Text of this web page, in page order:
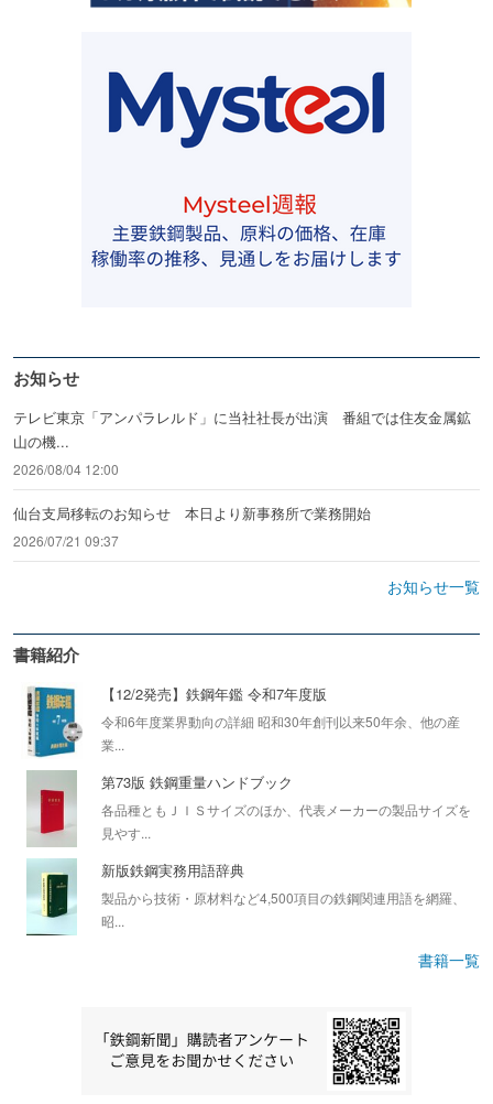
お知らせ
テレビ東京「アンパラレルド」に当社社長が出演 番組では住友金属鉱
山の機...
2026/08/04 12:00
仙台支局移転のお知らせ 本日より新事務所で業務開始
2026/07/21 09:37
お知らせ一覧
書籍紹介
【12/2発売】鉄鋼年鑑 令和7年度版
令和6年度業界動向の詳細 昭和30年創刊以来50年余、他の産
業...
第73版 鉄鋼重量ハンドブック
各品種ともＪＩＳサイズのほか、代表メーカーの製品サイズを
見やす...
新版鉄鋼実務用語辞典
製品から技術・原材料など4,500項目の鉄鋼関連用語を網羅、
昭...
書籍一覧